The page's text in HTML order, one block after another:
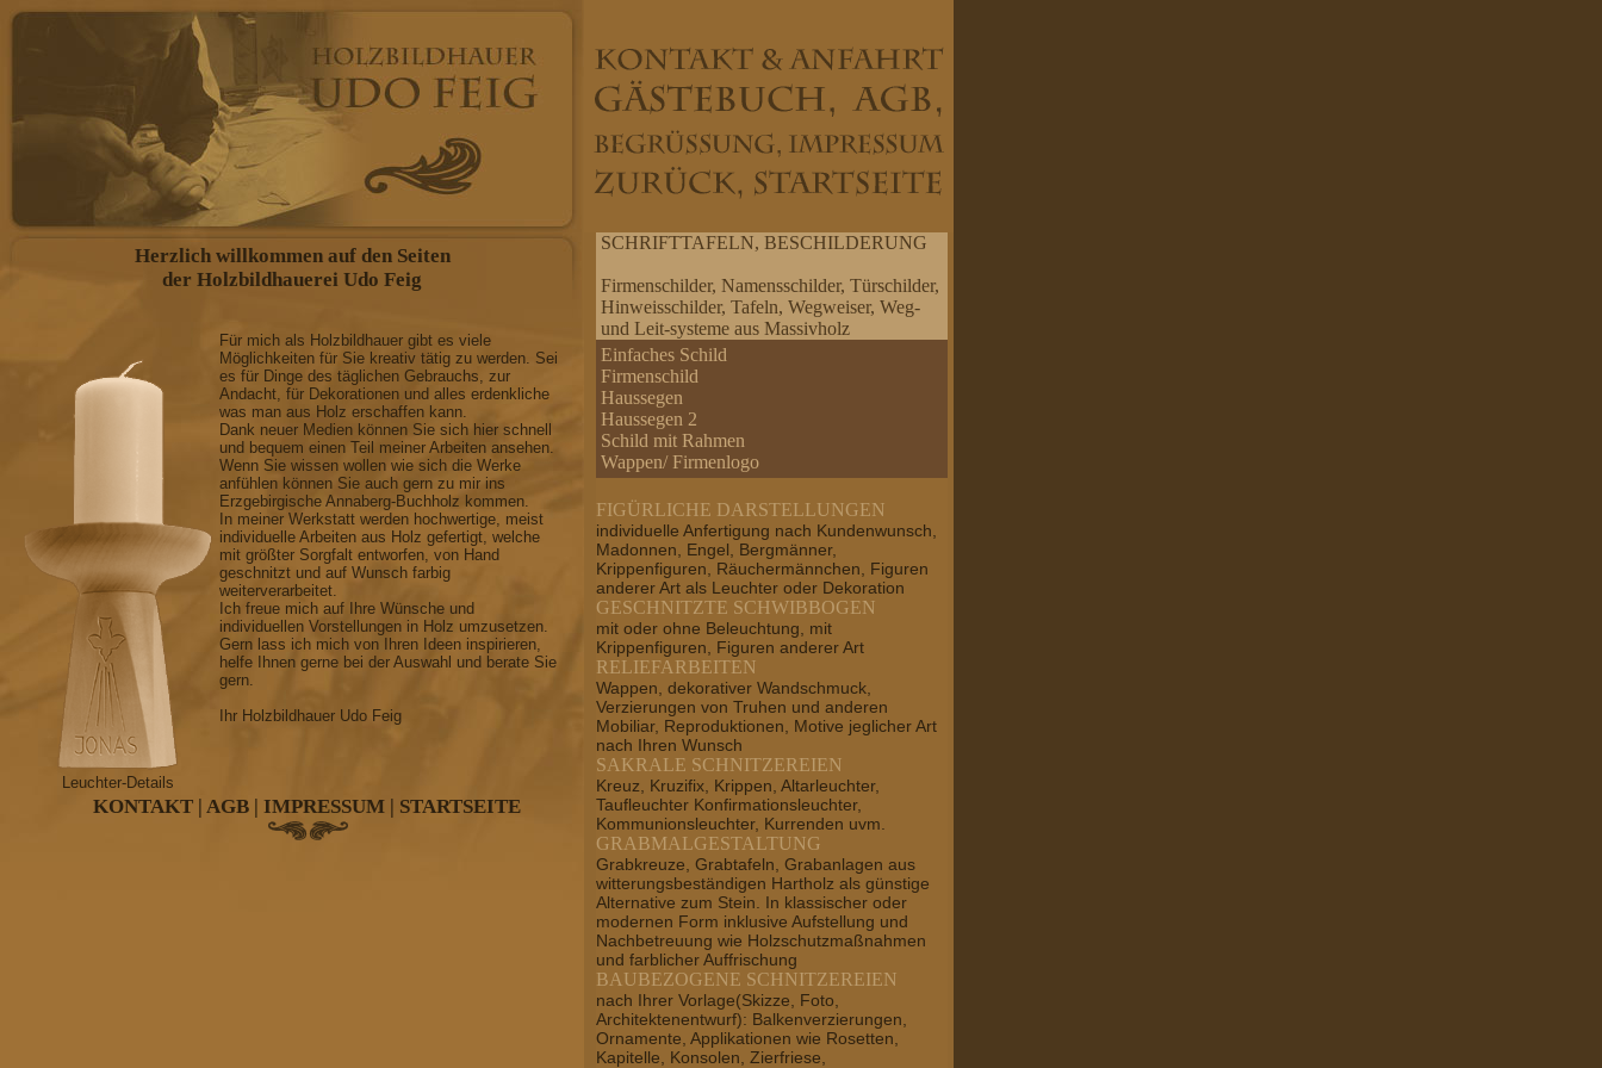
SCHRIFTTAFELN, BESCHILDERUNG
Firmenschilder, Namensschilder, Türschilder,
Hinweisschilder, Tafeln, Wegweiser, Weg-
und Leit-systeme aus Massivholz
Einfaches Schild
Firmenschild
Haussegen
Haussegen 2
Schild mit Rahmen
Wappen/ Firmenlogo
FIGÜRLICHE DARSTELLUNGEN
individuelle Anfertigung nach Kundenwunsch,
Madonnen, Engel, Bergmänner,
Krippenfiguren, Räuchermännchen, Figuren
anderer Art als Leuchter oder Dekoration
GESCHNITZTE SCHWIBBOGEN
mit oder ohne Beleuchtung, mit
Krippenfiguren, Figuren anderer Art
RELIEFARBEITEN
Wappen, dekorativer Wandschmuck,
Verzierungen von Truhen und anderen
Mobiliar, Reproduktionen, Motive jeglicher Art
nach Ihren Wunsch
SAKRALE SCHNITZEREIEN
Kreuz, Kruzifix, Krippen, Altarleuchter,
Taufleuchter Konfirmationsleuchter,
Kommunionsleuchter, Kurrenden uvm.
GRABMALGESTALTUNG
Grabkreuze, Grabtafeln, Grabanlagen aus
witterungsbeständigen Hartholz als günstige
Alternative zum Stein. In klassischer oder
modernen Form inklusive Aufstellung und
Nachbetreuung wie Holzschutzmaßnahmen
und farblicher Auffrischung
BAUBEZOGENE SCHNITZEREIEN
nach Ihrer Vorlage(Skizze, Foto,
Architektenentwurf): Balkenverzierungen,
Ornamente, Applikationen wie Rosetten,
Kapitelle, Konsolen, Zierfriese,
Herzlich willkommen auf den Seiten
der Holzbildhauerei Udo Feig
Leuchter-Details
Für mich als Holzbildhauer gibt es viele
Möglichkeiten für Sie kreativ tätig zu werden. Sei
es für Dinge des täglichen Gebrauchs, zur
Andacht, für Dekorationen und alles erdenkliche
was man aus Holz erschaffen kann.
Dank neuer Medien können Sie sich hier schnell
und bequem einen Teil meiner Arbeiten ansehen.
Wenn Sie wissen wollen wie sich die Werke
anfühlen können Sie auch gern zu mir ins
Erzgebirgische Annaberg-Buchholz kommen.
In meiner Werkstatt werden hochwertige, meist
individuelle Arbeiten aus Holz gefertigt, welche
mit größter Sorgfalt entworfen, von Hand
geschnitzt und auf Wunsch farbig
weiterverarbeitet.
Ich freue mich auf Ihre Wünsche und
individuellen Vorstellungen in Holz umzusetzen.
Gern lass ich mich von Ihren Ideen inspirieren,
helfe Ihnen gerne bei der Auswahl und berate Sie
gern.
Ihr Holzbildhauer Udo Feig
KONTAKT | AGB | IMPRESSUM | STARTSEITE